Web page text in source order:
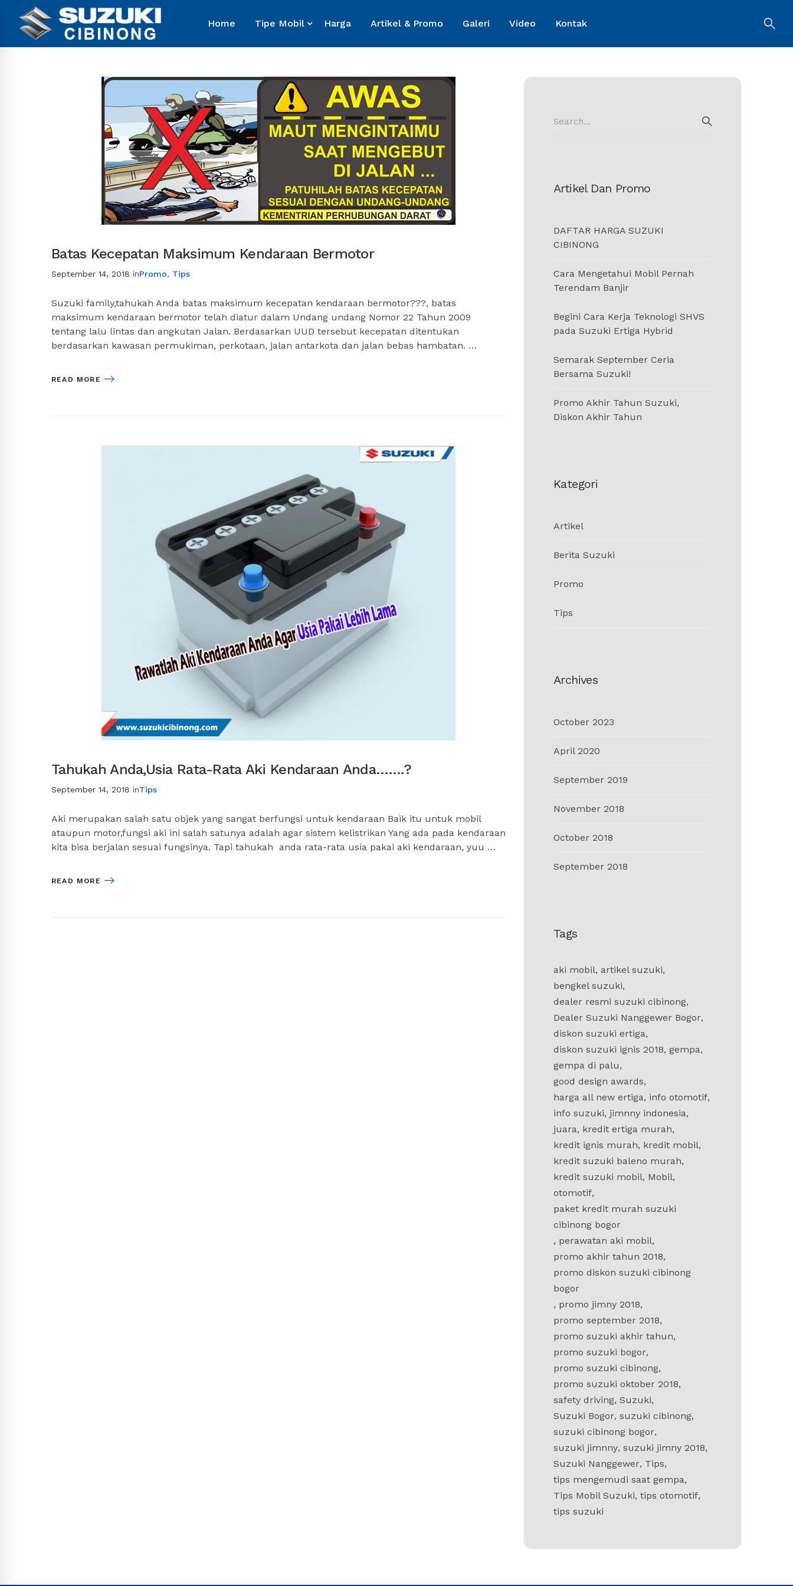
Home Tipe Mobil Harga Artikel & Promo Galeri Video Kontak
Batas Kecepatan Maksimum Kendaraan Bermotor
September 14, 2018 inPromo, Tips
Suzuki family,tahukah Anda batas maksimum kecepatan kendaraan bermotor???, batas
maksimum kendaraan bermotor telah diatur dalam Undang undang Nomor 22 Tahun 2009
tentang lalu lintas dan angkutan Jalan. Berdasarkan UUD tersebut kecepatan ditentukan
berdasarkan kawasan permukiman, perkotaan, jalan antarkota dan jalan bebas hambatan. …
READ MORE
Tahukah Anda,Usia Rata-Rata Aki Kendaraan Anda…….?
September 14, 2018 inTips
Aki merupakan salah satu objek yang sangat berfungsi untuk kendaraan Baik itu untuk mobil
ataupun motor,fungsi aki ini salah satunya adalah agar sistem kelistrikan Yang ada pada kendaraan
kita bisa berjalan sesuai fungsinya. Tapi tahukah anda rata-rata usia pakai aki kendaraan, yuu …
READ MORE
for:
Artikel Dan Promo
DAFTAR HARGA SUZUKI
CIBINONG
Cara Mengetahui Mobil Pernah
Terendam Banjir
Begini Cara Kerja Teknologi SHVS
pada Suzuki Ertiga Hybrid
Semarak September Ceria
Bersama Suzuki!
Promo Akhir Tahun Suzuki,
Diskon Akhir Tahun
Kategori
Artikel
Berita Suzuki
Promo
Tips
Archives
October 2023
April 2020
September 2019
November 2018
October 2018
September 2018
Tags
aki mobil, artikel suzuki,
bengkel suzuki,
dealer resmi suzuki cibinong,
Dealer Suzuki Nanggewer Bogor,
diskon suzuki ertiga,
diskon suzuki ignis 2018, gempa,
gempa di palu,
good design awards,
harga all new ertiga, info otomotif,
info suzuki, jimnny indonesia,
juara, kredit ertiga murah,
kredit ignis murah, kredit mobil,
kredit suzuki baleno murah,
kredit suzuki mobil, Mobil,
otomotif,
paket kredit murah suzuki
cibinong bogor
, perawatan aki mobil,
promo akhir tahun 2018,
promo diskon suzuki cibinong
bogor
, promo jimny 2018,
promo september 2018,
promo suzuki akhir tahun,
promo suzuki bogor,
promo suzuki cibinong,
promo suzuki oktober 2018,
safety driving, Suzuki,
Suzuki Bogor, suzuki cibinong,
suzuki cibinong bogor,
suzuki jimnny, suzuki jimny 2018,
Suzuki Nanggewer, Tips,
tips mengemudi saat gempa,
Tips Mobil Suzuki, tips otomotif,
tips suzuki